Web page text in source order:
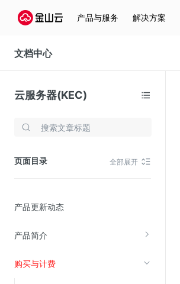
产品与服务 解决方案
文档中心
云服务器(KEC)
页面目录 全部展开
产品更新动态
产品简介
购买与计费
存储与云分发
云硬盘(EBS)
在线迁移服务